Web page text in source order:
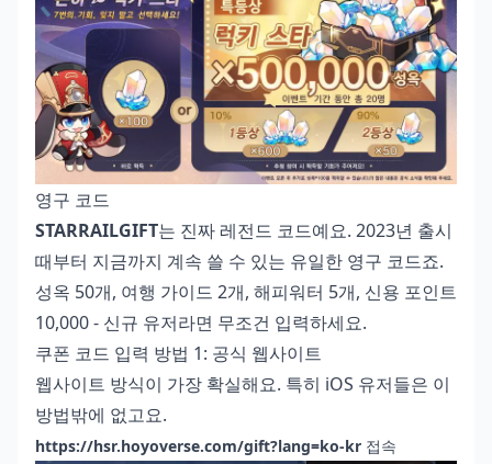
영구 코드
STARRAILGIFT는 진짜 레전드 코드예요. 2023년 출시
때부터 지금까지 계속 쓸 수 있는 유일한 영구 코드죠.
성옥 50개, 여행 가이드 2개, 해피워터 5개, 신용 포인트
10,000 - 신규 유저라면 무조건 입력하세요.
쿠폰 코드 입력 방법 1: 공식 웹사이트
웹사이트 방식이 가장 확실해요. 특히 iOS 유저들은 이
방법밖에 없고요.
https://hsr.hoyoverse.com/gift?lang=ko-kr 접속